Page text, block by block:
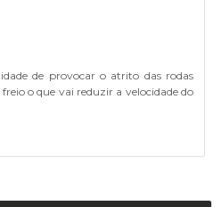
de provocar o atrito das rodas
o que vai reduzir a velocidade do